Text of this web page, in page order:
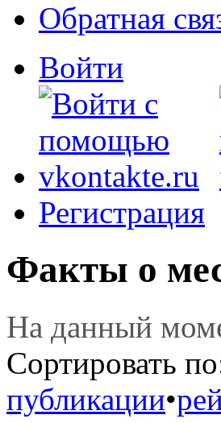
Обратная
Войти
Регистрация
Факты о
На данный
Сортировать
публикации•